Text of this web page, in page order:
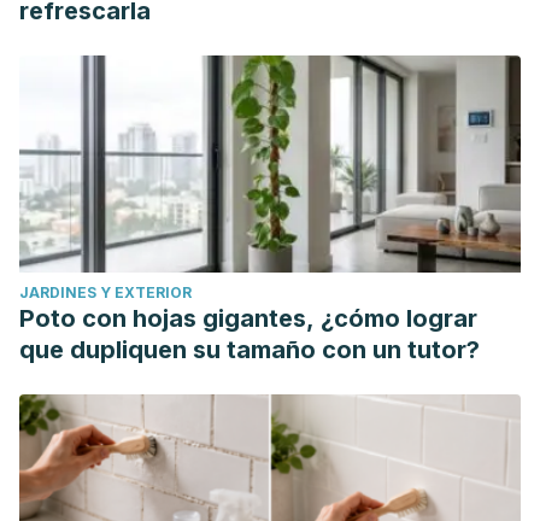
refrescarla
JARDINES Y EXTERIOR
Poto con hojas gigantes, ¿cómo lograr
que dupliquen su tamaño con un tutor?